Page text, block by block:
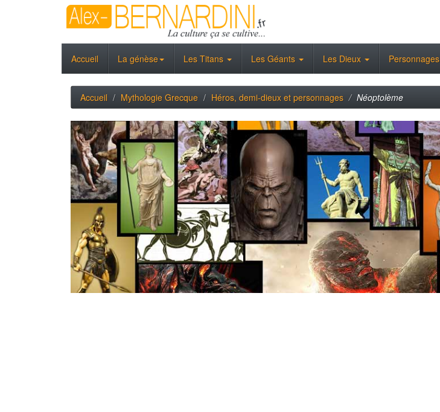
Accueil La génèse Les Titans Les Géants Les Dieux Personnages
Accueil Mythologie Grecque Héros, demi-dieux et personnages Néoptolème